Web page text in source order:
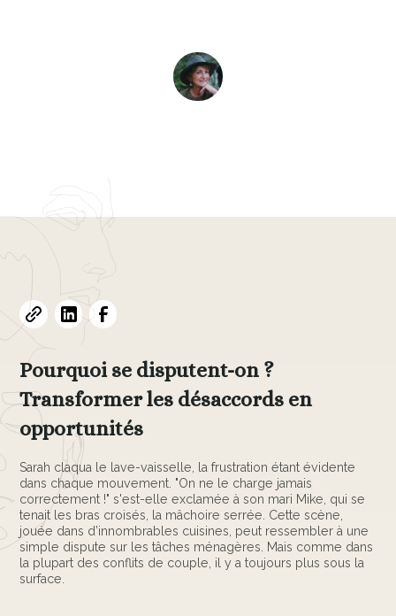
Pourquoi se disputent-on ?
Transformer les désaccords en
opportunités
Sarah claqua le lave-vaisselle, la frustration étant évidente
dans chaque mouvement. "On ne le charge jamais
correctement !" s'est-elle exclamée à son mari Mike, qui se
tenait les bras croisés, la mâchoire serrée. Cette scène,
jouée dans d’innombrables cuisines, peut ressembler à une
simple dispute sur les tâches ménagères. Mais comme dans
la plupart des conflits de couple, il y a toujours plus sous la
surface.